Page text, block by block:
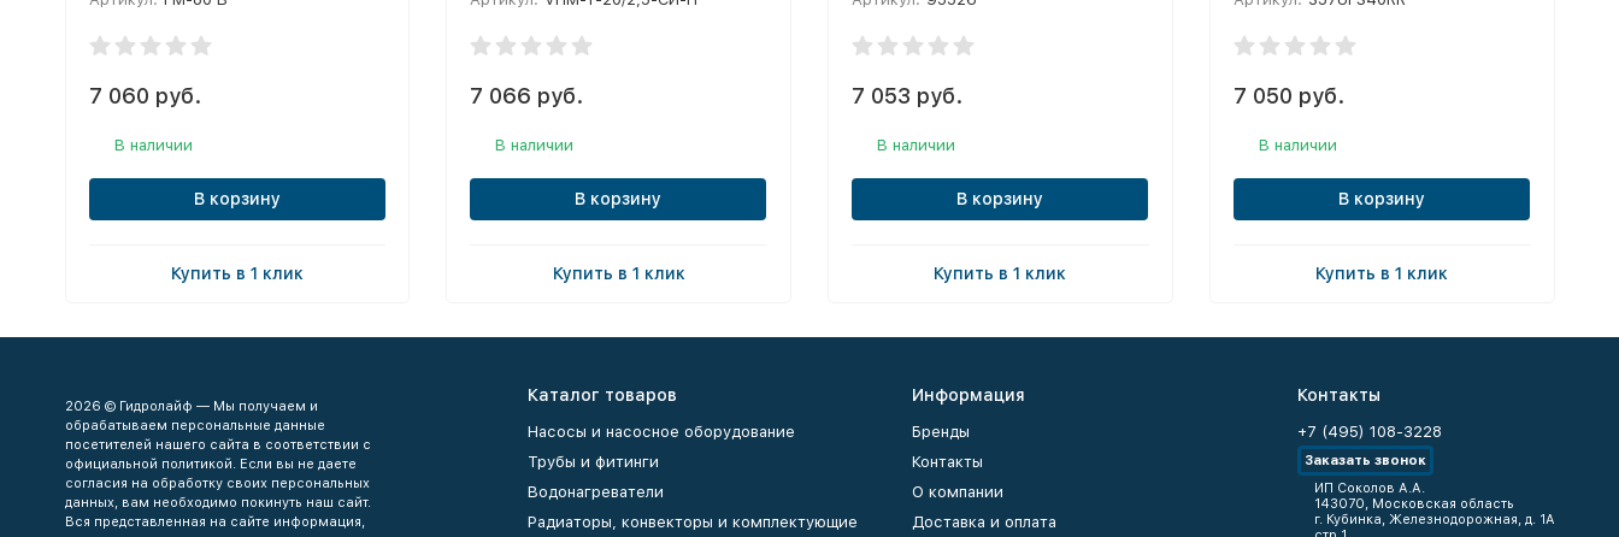
7 060 руб.
В наличии
В корзину
Купить в 1 клик
7 066 руб.
В наличии
В корзину
Купить в 1 клик
7 053 руб.
В наличии
В корзину
Купить в 1 клик
7 050 руб.
В наличии
В корзину
Купить в 1 клик
2026 © Гидролайф — Мы получаем и
обрабатываем персональные данные
посетителей нашего сайта в соответствии с
официальной политикой. Если вы не даете
согласия на обработку своих персональных
данных, вам необходимо покинуть наш сайт.
Вся представленная на сайте информация,
Каталог товаров
Насосы и насосное оборудование
Трубы и фитинги
Водонагреватели
Радиаторы, конвекторы и комплектующие
Информация
Бренды
Контакты
О компании
Доставка и оплата
Контакты
+7 (495) 108-3228
Заказать звонок
ИП Соколов А.А.
143070, Московская область
г. Кубинка, Железнодорожная, д. 1А